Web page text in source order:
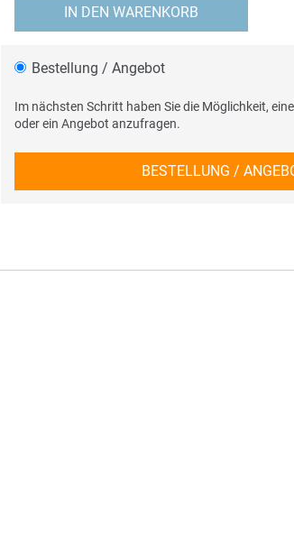
IN DEN WARENKORB
Bestellung / Angebot
Im nächsten Schritt haben Sie die Möglichkeit,
oder ein Angebot anzufragen.
BESTELLUNG /